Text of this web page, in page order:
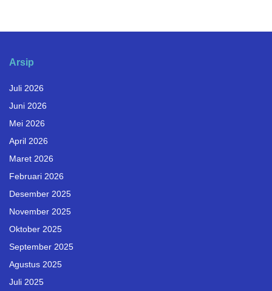
Arsip
Juli 2026
Juni 2026
Mei 2026
April 2026
Maret 2026
Februari 2026
Desember 2025
November 2025
Oktober 2025
September 2025
Agustus 2025
Juli 2025